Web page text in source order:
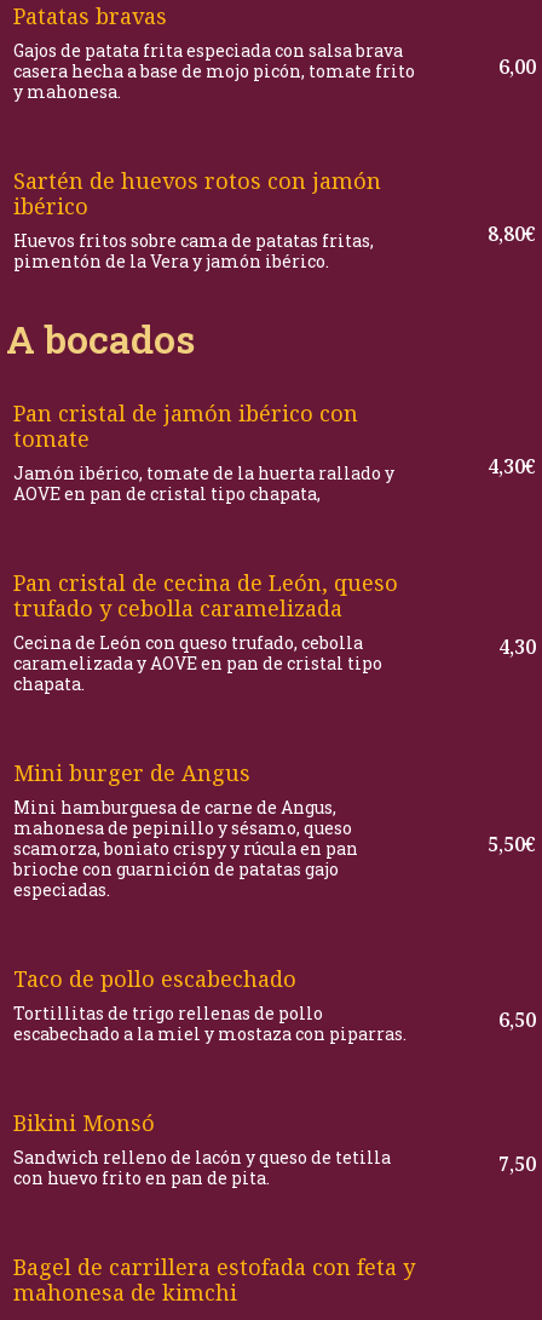
Patatas bravas
Gajos de patata frita especiada con salsa brava
casera hecha a base de mojo picón, tomate frito
y mahonesa.
6,00
Sartén de huevos rotos con jamón
ibérico
Huevos fritos sobre cama de patatas fritas,
pimentón de la Vera y jamón ibérico.
8,80€
A bocados
Pan cristal de jamón ibérico con
tomate
Jamón ibérico, tomate de la huerta rallado y
AOVE en pan de cristal tipo chapata,
4,30€
Pan cristal de cecina de León, queso
trufado y cebolla caramelizada
Cecina de León con queso trufado, cebolla
caramelizada y AOVE en pan de cristal tipo
chapata.
4,30
Mini burger de Angus
Mini hamburguesa de carne de Angus,
mahonesa de pepinillo y sésamo, queso
scamorza, boniato crispy y rúcula en pan
brioche con guarnición de patatas gajo
especiadas.
5,50€
Taco de pollo escabechado
Tortillitas de trigo rellenas de pollo
escabechado a la miel y mostaza con piparras.
6,50
Bikini Monsó
Sandwich relleno de lacón y queso de tetilla
con huevo frito en pan de pita.
7,50
Bagel de carrillera estofada con feta y
mahonesa de kimchi